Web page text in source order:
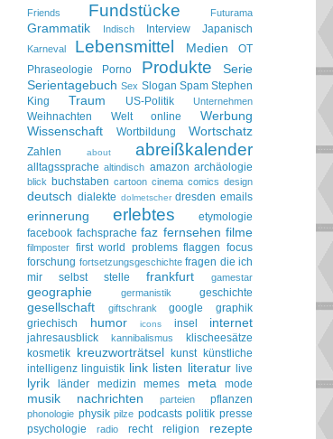
Friends Fundstücke Futurama
Grammatik Indisch Interview Japanisch
Karneval Lebensmittel Medien
OT
Phraseologie
Porno Produkte
Serie
Serientagebuch Sex Slogan Spam Stephen
King
Traum US-Politik Unternehmen
Weihnachten Welt online
Werbung
Wissenschaft
Wortbildung Wortschatz
Zahlen about abreißkalender
alltagssprache altindisch amazon archäologie
blick buchstaben cartoon cinema comics design
deutsch dialekte dolmetscher dresden emails
erinnerung erlebtes
etymologie
facebook fachsprache faz fernsehen filme
filmposter first world problems flaggen focus
forschung fortsetzungsgeschichte fragen die ich
mir selbst stelle
frankfurt gamestar
geographie germanistik geschichte
gesellschaft giftschrank google
graphik
griechisch
humor icons insel internet
jahresausblick kannibalismus
klischeesätze
kosmetik kreuzworträtsel kunst
künstliche
intelligenz linguistik link listen literatur live
lyrik länder medizin memes meta mode
musik nachrichten parteien pflanzen
phonologie physik pilze podcasts politik presse
psychologie
radio recht religion rezepte